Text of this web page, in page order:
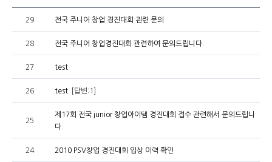
29 전국 주니어 창업 경진대회 괸련 문의
28 전국 주니어 창업경진대회 관련하여 문의드립니다.
27 test
26 test [답변:1]
25
제17회 전국 junior 창업아이템 경진대회 접수 관련해서 문의드립니
다.
24 2010 PSV창업 경진대회 입상 이력 확인